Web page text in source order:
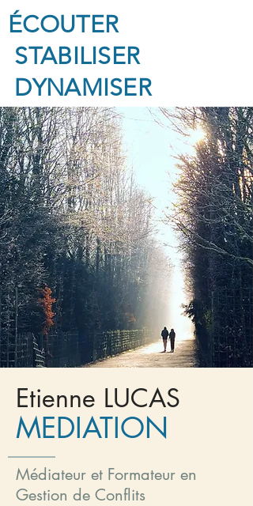
ÉCOUTER
STABILISER
DYNAMISER
Etienne LUCAS
MEDIATION
Médiateur et Formateur en
Gestion de Conflits